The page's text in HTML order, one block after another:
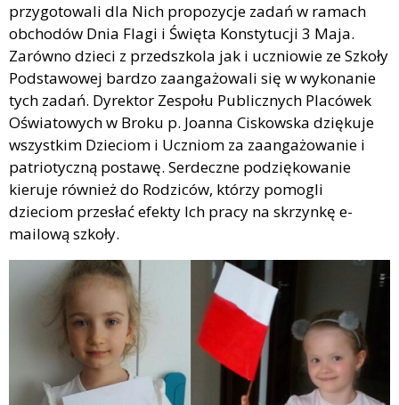
przygotowali dla Nich propozycje zadań w ramach
obchodów Dnia Flagi i Święta Konstytucji 3 Maja.
Zarówno dzieci z przedszkola jak i uczniowie ze Szkoły
Podstawowej bardzo zaangażowali się w wykonanie
tych zadań. Dyrektor Zespołu Publicznych Placówek
Oświatowych w Broku p. Joanna Ciskowska dziękuje
wszystkim Dzieciom i Uczniom za zaangażowanie i
patriotyczną postawę. Serdeczne podziękowanie
kieruje również do Rodziców, którzy pomogli
dzieciom przesłać efekty Ich pracy na skrzynkę e-
mailową szkoły.